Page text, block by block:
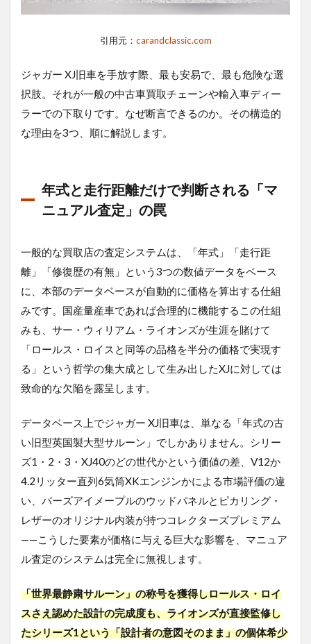
の罠
1.2
「ル
スの
V12
「豊
音」
が評
れ
ず、
減点
対象
る矛
盾
最も怖
い「二
（後か
らの減
のリス
ク
2
ジャガ
車）を
最高額
で売る
ための
引用元： carandclassic.com
ジャガー XJ旧車を手放す際、最も安易で、最も危険な選
択肢。それが一般の中古車買取チェーンや輸入車ディー
ラーでの下取りです。なぜ断言できるのか。その構造的
な理由を3つ、順に解説します。
年式と走行距離だけで判断される「マ
ニュアル査定」の罠
一般的な買取店の査定システムは、「年式」「走行距
離」「修復歴の有無」という3つの数値データをベース
に、本部のデータベースが自動的に価格を算出する仕組
みです。国産量産車であれば合理的に機能するこの仕組
みも、サー・ウィリアム・ライオンズが生涯を賭けて
「ロールス・ロイスと同等の品格を半分の価格で実現す
る」という哲学の集大成として生み出したXJに対しては
致命的な欠陥を露呈します。
データベース上でジャガー XJ旧車は、単なる「年式の古
い旧型英国製大型サルーン」でしかありません。シリー
ズ1・2・3・XJ40のどの世代かという価値の差、V12か
4.2リッター直列6気筒XKエンジンかによる市場評価の違
い、バーズアイメープルのウッドパネルとピカリング・
レザーのオリジナル内装が持つコレクターズプレミアム
——こうした要素が価格に与える巨大な影響を、マニュア
ル査定のシステムは完全に無視します。
「世界最静粛サルーン」の称号を獲得しロールス・ロイ
スさえ認めた設計の完成度も、ライオンズが直接監修し
たシリーズ1という「設計者の意図そのまま」の個体希少